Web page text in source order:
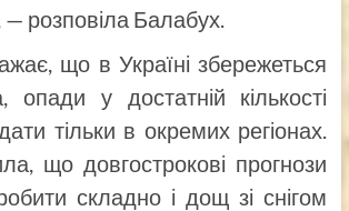
— розповіла Балабух.
що в Україні збережеться
опади у достатній кількості
тільки в окремих регіонах.
що довгострокові прогнози
складно і дощ зі снігом